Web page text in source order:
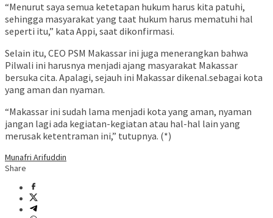
“Menurut saya semua ketetapan hukum harus kita patuhi,
sehingga masyarakat yang taat hukum harus mematuhi hal
seperti itu,” kata Appi, saat dikonfirmasi.
Selain itu, CEO PSM Makassar ini juga menerangkan bahwa
Pilwali ini harusnya menjadi ajang masyarakat Makassar
bersuka cita. Apalagi, sejauh ini Makassar dikenal.sebagai kota
yang aman dan nyaman.
“Makassar ini sudah lama menjadi kota yang aman, nyaman
jangan lagi ada kegiatan-kegiatan atau hal-hal lain yang
merusak ketentraman ini,” tutupnya. (*)
Munafri Arifuddin
Share